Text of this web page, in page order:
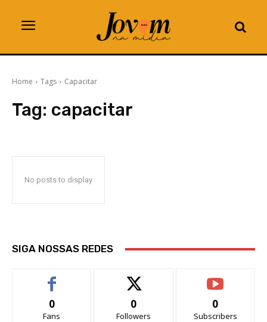
Home Tags Capacitar
Tag: capacitar
No posts to display
SIGA NOSSAS REDES
0
Fans
0
Followers
0
Subscribers